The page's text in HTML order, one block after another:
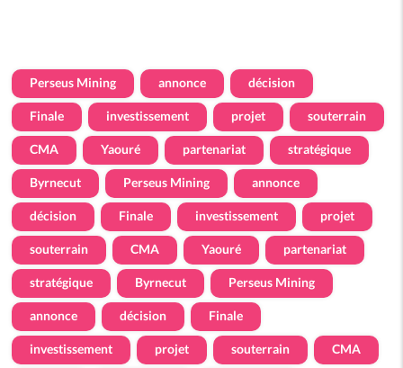
Perseus Mining annonce décision
Finale investissement projet souterrain
CMA Yaouré partenariat stratégique
Byrnecut Perseus Mining annonce
décision Finale investissement projet
souterrain CMA Yaouré partenariat
stratégique Byrnecut Perseus Mining
annonce décision Finale
investissement projet souterrain CMA